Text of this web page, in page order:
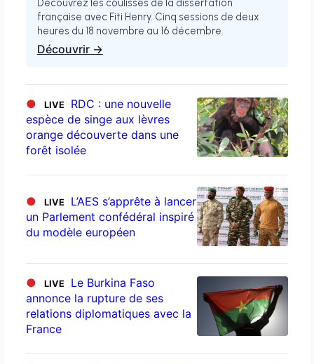
Découvrez les coulisses de la dissertation
française avec Fiti Henry. Cinq sessions de deux
heures du 18 novembre au 16 décembre.
Découvrir →
● LIVE
RDC : une nouvelle
espèce de singe aux lèvres
orange découverte dans une
forêt isolée
● LIVE
L’AES s’apprête à lancer
un Parlement confédéral inspiré
du modèle européen
● LIVE
Le Burkina Faso
annonce la rupture de ses
relations diplomatiques avec la
France